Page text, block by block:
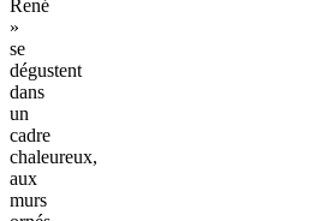
René
»
se
dégustent
dans
un
cadre
chaleureux,
aux
murs